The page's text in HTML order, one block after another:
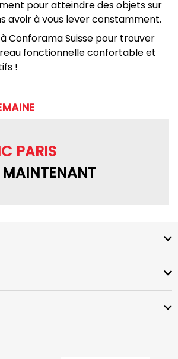
pour atteindre des objets sur
avoir à vous lever constamment.
Conforama Suisse pour trouver
fonctionnelle confortable et
!
PARIS